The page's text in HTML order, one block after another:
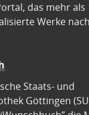
das mehr als
Werke
Staats- und
Göttingen